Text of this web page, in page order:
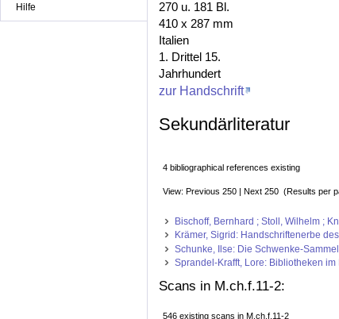
Hilfe
270 u. 181 Bl.
410 x 287 mm
Italien
1. Drittel 15.
Jahrhundert
zur Handschrift
Sekundärliteratur
4 bibliographical references existing
View: Previous 250 | Next 250 (Results per
Bischoff, Bernhard ; Stoll, Wilhelm ;
Krämer, Sigrid: Handschriftenerbe
Schunke, Ilse: Die Schwenke-
Sprandel-Krafft, Lore: Bibliotheken
Scans in M.ch.f.11-2:
546 existing scans in M.ch.f.11-2